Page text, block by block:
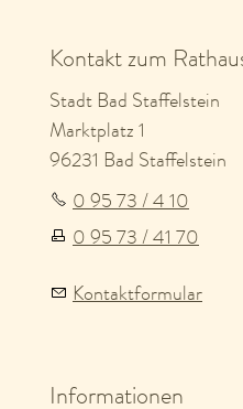
Kontaktformular
Informationen
Veranstaltungskalender
Obermain Therme